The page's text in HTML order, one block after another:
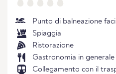
Punto di balneazione
Spiaggia
Ristorazione
Gastronomia in generale
Collegamento con il